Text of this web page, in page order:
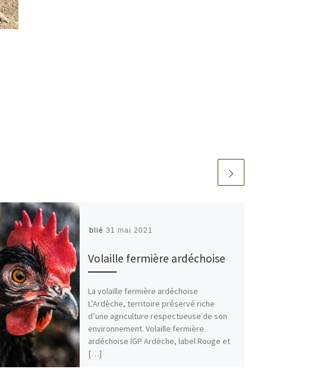
Publié 31 mai 2021
Volaille fermière ardéchoise
La volaille fermière ardéchoise
L’Ardèche, territoire préservé riche
d’une agriculture respectueuse de son
environnement. Volaille fermière
ardéchoise IGP Ardèche, label Rouge et
[…]